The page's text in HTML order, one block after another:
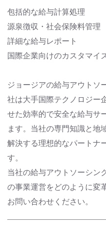
包括的な給与計算処理
源泉徴収・社会保険料管理
詳細な給与レポート
国際企業向けのカスタマイ
ジョージアの給与アウトソ
社は大手国際テクノロジー
せた効率的で安全な給与サ
ます。当社の専門知識と地
解決する理想的なパートナ
す。
当社の給与アウトソーシン
の事業運営をどのように変
お問い合わせください。